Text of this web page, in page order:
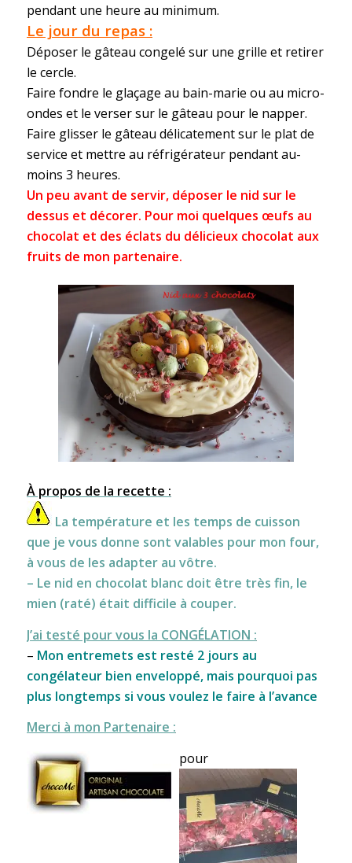
pendant une heure au minimum.
Le jour du repas :
Déposer le gâteau congelé sur une grille et retirer
le cercle.
Faire fondre le glaçage au bain-marie ou au micro-
ondes et le verser sur le gâteau pour le napper.
Faire glisser le gâteau délicatement sur le plat de
service et mettre au réfrigérateur pendant au-
moins 3 heures.
Un peu avant de servir, déposer le nid sur le
dessus et décorer. Pour moi quelques œufs au
chocolat et des éclats du délicieux chocolat aux
fruits de mon partenaire.
À propos de la recette :
La température et les temps de cuisson
que je vous donne sont valables pour mon four,
à vous de les adapter au vôtre.
– Le nid en chocolat blanc doit être très fin, le
mien (raté) était difficile à couper.
J’ai testé pour vous la CONGÉLATION :
– Mon entremets est resté 2 jours au
congélateur bien enveloppé, mais pourquoi pas
plus longtemps si vous voulez le faire à l’avance
Merci à mon Partenaire :
pour